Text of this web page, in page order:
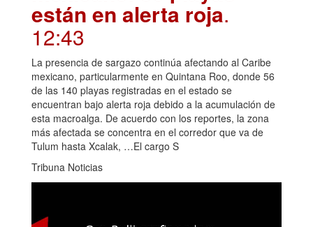
están en alerta roja.
12:43
La presencia de sargazo continúa afectando al Caribe
mexicano, particularmente en Quintana Roo, donde 56
de las 140 playas registradas en el estado se
encuentran bajo alerta roja debido a la acumulación de
esta macroalga. De acuerdo con los reportes, la zona
más afectada se concentra en el corredor que va de
Tulum hasta Xcalak, …El cargo S
Tribuna Noticias